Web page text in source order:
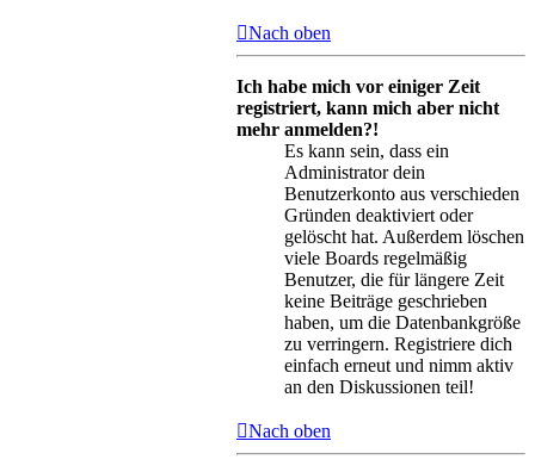
Nach oben
Ich habe mich vor einiger Zeit
registriert, kann mich aber nicht
mehr anmelden?!
Es kann sein, dass ein
Administrator dein
Benutzerkonto aus verschieden
Gründen deaktiviert oder
gelöscht hat. Außerdem löschen
viele Boards regelmäßig
Benutzer, die für längere Zeit
keine Beiträge geschrieben
haben, um die Datenbankgröße
zu verringern. Registriere dich
einfach erneut und nimm aktiv
an den Diskussionen teil!
Nach oben